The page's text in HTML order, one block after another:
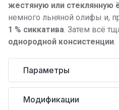
жестяную или стеклянную
немного льняной олифы и,
1 % сиккатива. Затем всё
однородной консистенции.
Параметры
Модификации